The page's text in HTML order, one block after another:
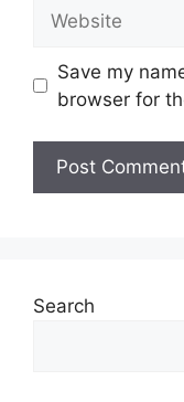
Save my
browser for
Search